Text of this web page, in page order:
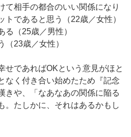
て相手の都合のいい関係になり
トであると思う（22歳／女性）
る（25歳／男性）
（23歳／女性）
せであればOKという意見がほと
なく付き合い始めたため『記念
きや、「なあなあの関係に陥る
。たしかに、それはあるかもし